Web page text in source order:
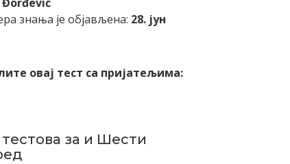
знања је објављена: 28. јун
овај тест са пријатељима:
за и Шести